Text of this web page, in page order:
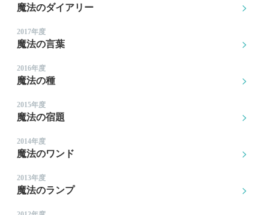
魔法のダイアリー
2017年度
魔法の言葉
2016年度
魔法の種
2015年度
魔法の宿題
2014年度
魔法のワンド
2013年度
魔法のランプ